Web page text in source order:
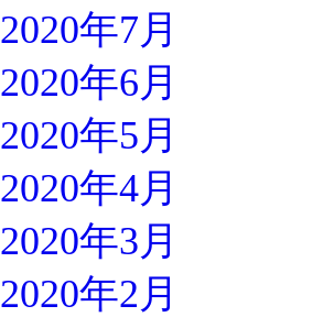
2020年7月
2020年6月
2020年5月
2020年4月
2020年3月
2020年2月